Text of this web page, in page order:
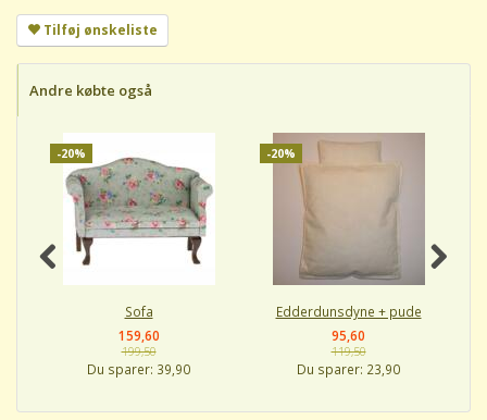
Tilføj ønskeliste
Andre købte også
-20%
Sofa
159,60
199,50
Du sparer: 39,90
-20%
Edderdunsdyne + pude
95,60
119,50
Du sparer: 23,90